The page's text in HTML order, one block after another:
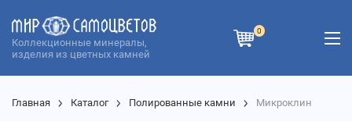
Коллекционные минералы,
изделия из цветных камней
0
Главная Каталог Полированные камни Микроклин